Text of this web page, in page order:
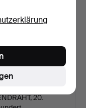
20.